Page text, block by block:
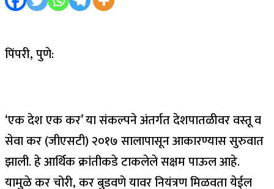
पिंपरी, पुणे:
‘एक देश एक कर’ या संकल्पने अंतर्गत देशपातळीवर वस्तू व
सेवा कर (जीएसटी) २०१७ सालापासून आकारण्यास सुरुवात
झाली. हे आर्थिक क्रांतीकडे टाकलेले सक्षम पाऊल आहे.
यामुळे कर चोरी, कर बुडवणे यावर नियंत्रण मिळवता येईल